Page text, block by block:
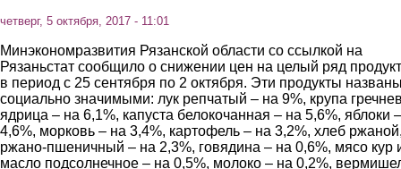
четверг, 5 октября, 2017 - 11:01
Минэкономразвития Рязанской области со ссылкой на
Рязаньстат сообщило о снижении цен на целый ряд
в период с 25 сентября по 2 октября. Эти продукты
социально значимыми: лук репчатый – на 9%, крупа
ядрица – на 6,1%, капуста белокочанная – на 5,6%, яблоки
4,6%, морковь – на 3,4%, картофель – на 3,2%, хлеб
ржано-пшеничный – на 2,3%, говядина – на 0,6%, мясо кур
масло подсолнечное – на 0,5%, молоко – на 0,2%,